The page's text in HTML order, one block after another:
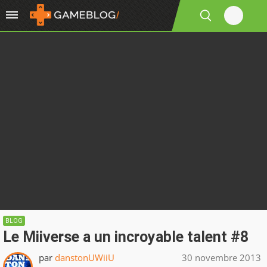
BLOG
Le Miiverse a un incroyable talent #8
par danstonUWiiU 30 novembre 2013